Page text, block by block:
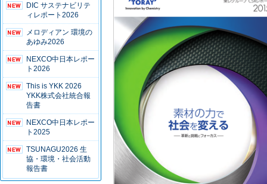
DIC サステナビリテ
ィレポート2026
メロディアン 環境の
あゆみ2026
NEXCO中日本レポー
ト2026
This is YKK 2026
YKK株式会社統合報
告書
NEXCO中日本レポー
ト2025
TSUNAGU2026 生
協・環境・社会活動
報告書